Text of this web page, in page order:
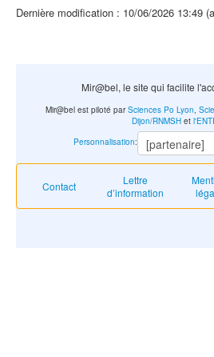
Dernière modification : 10/06/2026 13:49
Mir@bel, le site qui facilite
Contact
Lettre
d’information
Mir@bel est piloté parSciences Po Lyon
Dijon/RNMSH et
Personnalisation: